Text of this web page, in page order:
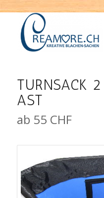
TURNSACK
AST
ab 55 CHF